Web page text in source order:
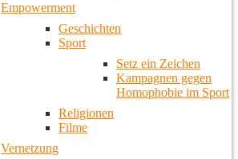
Empowerment
Geschichten
Sport
Setz ein Zeichen
Kampagnen gegen
Homophobie im Sport
Religionen
Filme
Vernetzung